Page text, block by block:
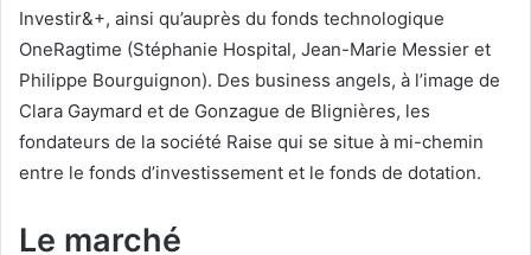
Investir&+, ainsi qu’auprès du fonds technologique
OneRagtime (Stéphanie Hospital, Jean-Marie Messier et
Philippe Bourguignon). Des business angels, à l’image de
Clara Gaymard et de Gonzague de Blignières, les
fondateurs de la société Raise qui se situe à mi-chemin
entre le fonds d’investissement et le fonds de dotation.
Le marché